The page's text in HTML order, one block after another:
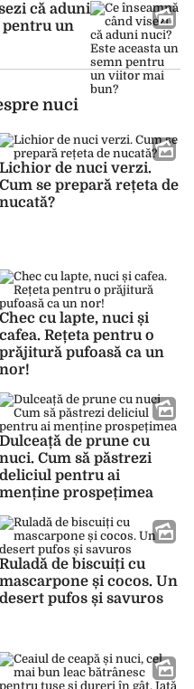
că aduni
pentru un
nuci
Lichior de nuci verzi.
Cum se prepară rețeta de
nucată?
Chec cu lapte, nuci și
cafea. Rețeta pentru o
prăjitură pufoasă ca un
nor!
Dulceață de prune cu
nuci. Cum să păstrezi
deliciul pentru ai
menține prospețimea
Ruladă de biscuiți cu
mascarpone și cocos. Un
desert pufos și savuros